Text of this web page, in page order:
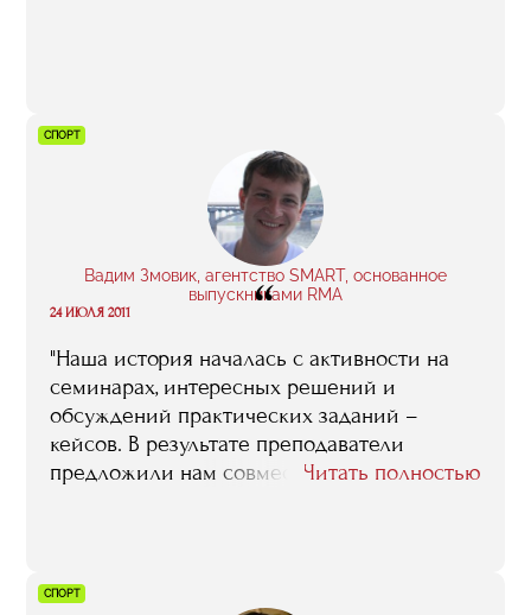
СПОРТ
Вадим Змовик, агентство SMART, основанное
выпускниками RMA
“
24 ИЮЛЯ 2011
"Наша история началась с активности на
семинарах, интересных решений и
обсуждений практических заданий –
кейсов. В результате преподаватели
предложили нам совместно реализовать
Читать полностью
СПОРТ